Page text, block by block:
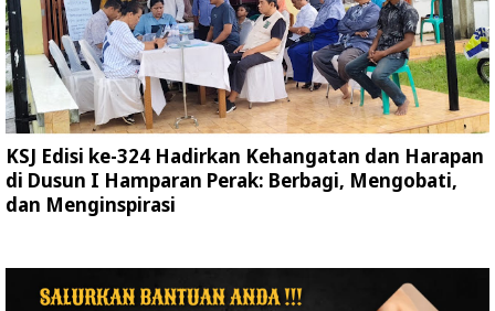
KSJ Edisi ke-324 Hadirkan Kehangatan dan Harapan
di Dusun I Hamparan Perak: Berbagi, Mengobati,
dan Menginspirasi